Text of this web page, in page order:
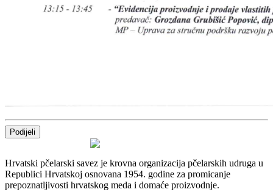
Podijeli
Hrvatski pčelarski savez je krovna organizacija pčelarskih udruga u
Republici Hrvatskoj osnovana 1954. godine za promicanje
prepoznatljivosti hrvatskog meda i domaće proizvodnje.